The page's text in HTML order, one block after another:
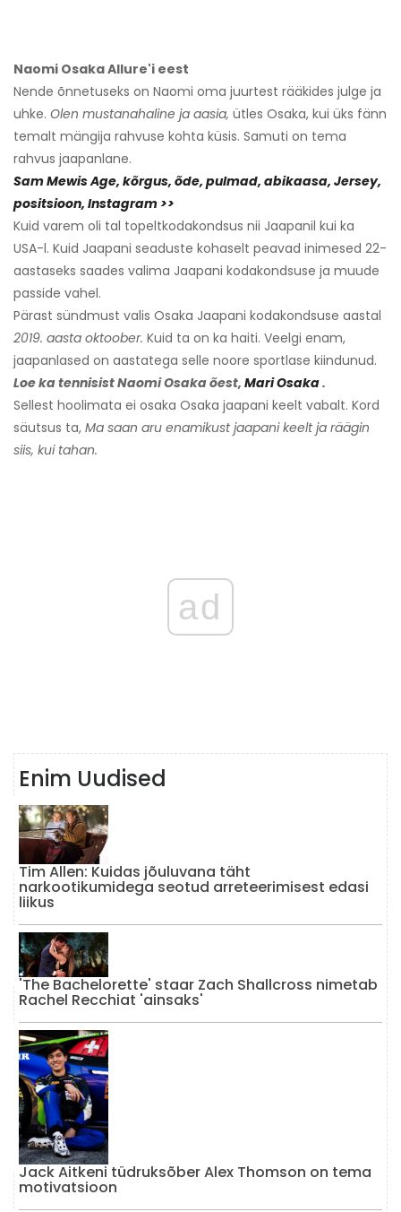
Naomi Osaka Allure'i eest
Nende õnnetuseks on Naomi oma juurtest rääkides julge ja
uhke. Olen mustanahaline ja aasia, ütles Osaka, kui üks fänn
temalt mängija rahvuse kohta küsis. Samuti on tema
rahvus jaapanlane.
Sam Mewis Age, kõrgus, õde, pulmad, abikaasa, Jersey,
positsioon, Instagram >>
Kuid varem oli tal topeltkodakondsus nii Jaapanil kui ka
USA-l. Kuid Jaapani seaduste kohaselt peavad inimesed 22-
aastaseks saades valima Jaapani kodakondsuse ja muude
passide vahel.
Pärast sündmust valis Osaka Jaapani kodakondsuse aastal
2019. aasta oktoober. Kuid ta on ka haiti. Veelgi enam,
jaapanlased on aastatega selle noore sportlase kiindunud.
Loe ka tennisist Naomi Osaka õest, Mari Osaka.
Sellest hoolimata ei osaka Osaka jaapani keelt vabalt. Kord
säutsus ta, Ma saan aru enamikust jaapani keelt ja räägin
siis, kui tahan.
ad
Enim Uudised
Tim Allen: Kuidas jõuluvana täht
narkootikumidega seotud arreteerimisest edasi
liikus
'The Bachelorette' staar Zach Shallcross nimetab
Rachel Recchiat 'ainsaks'
Jack Aitkeni tüdruksõber Alex Thomson on tema
motivatsioon